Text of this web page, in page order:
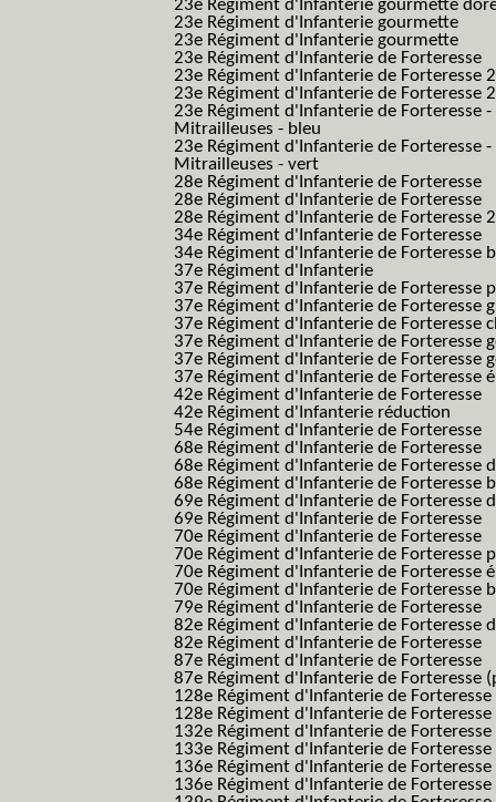
23e Régiment d'Infanterie gourmette
23e Régiment d'Infanterie gourmette
23e Régiment d'Infanterie gourmette
23e Régiment d'Infanterie de Forteresse
23e Régiment d'Infanterie de Forteresse
23e Régiment d'Infanterie de Forteresse
23e Régiment d'Infanterie de Forteresse
Mitrailleuses - bleu
23e Régiment d'Infanterie de Forteresse
Mitrailleuses - vert
28e Régiment d'Infanterie de Forteresse
28e Régiment d'Infanterie de Forteresse
28e Régiment d'Infanterie de Forteresse
34e Régiment d'Infanterie de Forteresse
34e Régiment d'Infanterie de Forteresse
37e Régiment d'Infanterie
37e Régiment d'Infanterie de Forteresse
37e Régiment d'Infanterie de Forteresse
37e Régiment d'Infanterie de Forteresse
37e Régiment d'Infanterie de Forteresse
37e Régiment d'Infanterie de Forteresse
37e Régiment d'Infanterie de Forteresse
42e Régiment d'Infanterie de Forteresse
42e Régiment d'Infanterie réduction
54e Régiment d'Infanterie de Forteresse
68e Régiment d'Infanterie de Forteresse
68e Régiment d'Infanterie de Forteresse
68e Régiment d'Infanterie de Forteresse
69e Régiment d'Infanterie de Forteresse
69e Régiment d'Infanterie de Forteresse
70e Régiment d'Infanterie de Forteresse
70e Régiment d'Infanterie de Forteresse
70e Régiment d'Infanterie de Forteresse
70e Régiment d'Infanterie de Forteresse
79e Régiment d'Infanterie de Forteresse
82e Régiment d'Infanterie de Forteresse
82e Régiment d'Infanterie de Forteresse
87e Régiment d'Infanterie de Forteresse
87e Régiment d'Infanterie de Forteresse
128e Régiment d'Infanterie de Forteresse
128e Régiment d'Infanterie de
132e Régiment d'Infanterie de Forteresse
133e Régiment d'Infanterie de Forteresse
136e Régiment d'Infanterie de Forteresse
136e Régiment d'Infanterie de